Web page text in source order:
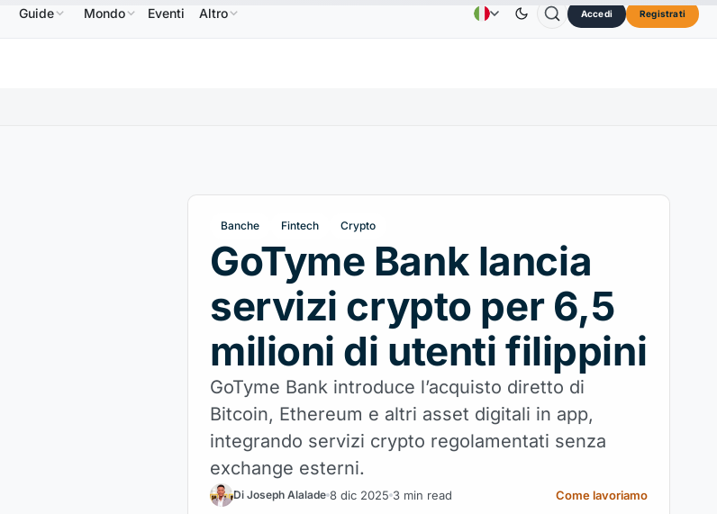
↑2.10% USDC USDC0,9995 USD↑0.00% XRP ↑2.10% TRON TRX0,3264 USD ↓0.30% Dogecoin
ContattiAbout Us
Guide Mondo Eventi Altro Accedi Registrati
Banche Fintech Crypto
GoTyme Bank lancia
servizi crypto per 6,5
milioni di utenti filippini
GoTyme Bank introduce l’acquisto diretto di
Bitcoin, Ethereum e altri asset digitali in app,
integrando servizi crypto regolamentati senza
exchange esterni.
Di Joseph Alalade 8 dic 2025 3 min read Come lavoriamo